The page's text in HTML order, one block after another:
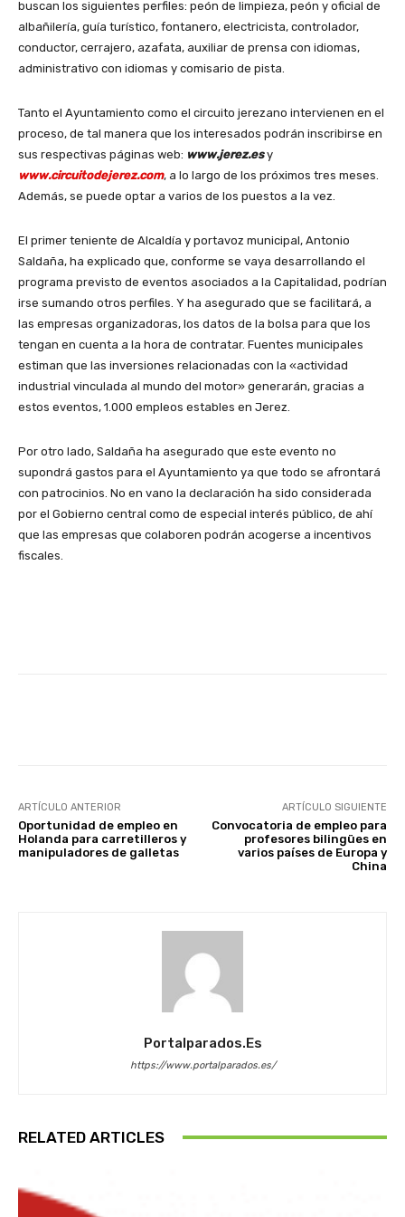
buscan los siguientes perfiles: peón de limpieza, peón y oficial de
albañilería, guía turístico, fontanero, electricista, controlador,
conductor, cerrajero, azafata, auxiliar de prensa con idiomas,
administrativo con idiomas y comisario de pista.
Tanto el Ayuntamiento como el circuito jerezano intervienen en el
proceso, de tal manera que los interesados podrán inscribirse en
sus respectivas páginas web: www.jerez.esy
www.circuitodejerez.com, a lo largo de los próximos tres meses.
Además, se puede optar a varios de los puestos a la vez.
El primer teniente de Alcaldía y portavoz municipal, Antonio
Saldaña, ha explicado que, conforme se vaya desarrollando el
programa previsto de eventos asociados a la Capitalidad, podrían
irse sumando otros perfiles. Y ha asegurado que se facilitará, a
las empresas organizadoras, los datos de la bolsa para que los
tengan en cuenta a la hora de contratar. Fuentes municipales
estiman que las inversiones relacionadas con la «actividad
industrial vinculada al mundo del motor» generarán, gracias a
estos eventos, 1.000 empleos estables en Jerez.
Por otro lado, Saldaña ha asegurado que este evento no
supondrá gastos para el Ayuntamiento ya que todo se afrontará
con patrocinios. No en vano la declaración ha sido considerada
por el Gobierno central como de especial interés público, de ahí
que las empresas que colaboren podrán acogerse a incentivos
fiscales.
ARTÍCULO ANTERIOR
Oportunidad de empleo en
Holanda para carretilleros y
manipuladores de galletas
ARTÍCULO SIGUIENTE
Convocatoria de empleo para
profesores bilingües en
varios países de Europa y
China
Portalparados.es
https://www.portalparados.es/
RELATED ARTICLES